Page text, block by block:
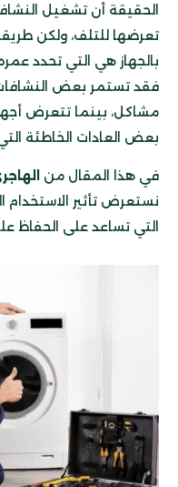
الحقيقة أن تشغيل
تعرضها للتلف، ولكن
بالجهاز هي التي تحدد
فقد تستمر بعض
مشاكل، بينما تتعرض
بعض العادات الخاطئة
في هذا المقال من
نستعرض تأثير الاستخدام
التي تساعد على الحفاظ